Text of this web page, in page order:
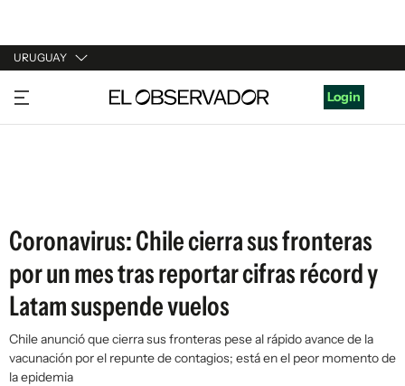
URUGUAY
URUGUAY
ARGENTINA
Login
Coronavirus: Chile cierra sus fronteras
por un mes tras reportar cifras récord y
Latam suspende vuelos
Chile anunció que cierra sus fronteras pese al rápido avance de la
vacunación por el repunte de contagios; está en el peor momento de
la epidemia